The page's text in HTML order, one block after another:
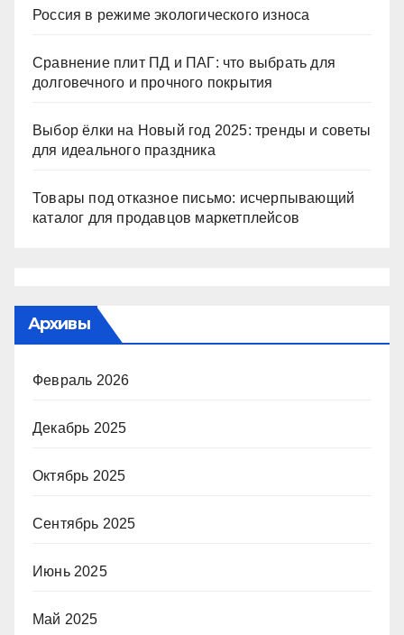
Россия в режиме экологического износа
Сравнение плит ПД и ПАГ: что выбрать для
долговечного и прочного покрытия
Выбор ёлки на Новый год 2025: тренды и советы
для идеального праздника
Товары под отказное письмо: исчерпывающий
каталог для продавцов маркетплейсов
Архивы
Февраль 2026
Декабрь 2025
Октябрь 2025
Сентябрь 2025
Июнь 2025
Май 2025